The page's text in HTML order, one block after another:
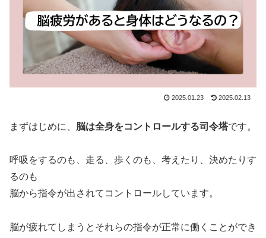
2025.01.23 2025.02.13
まずはじめに、 脳は全身をコントロールする司令塔です。
呼吸をするのも、走る、歩くのも、考えたり、決めたりす
るのも
脳から指令が出されてコントロールしています。
脳が疲れてしまうとそれらの指令が正常に働くことができ